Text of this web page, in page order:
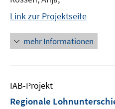
Link zur Projektseite
mehr Informationen
IAB-Projekt
Regionale